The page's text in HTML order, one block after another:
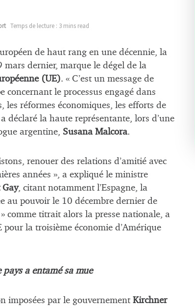
Temps de lecture : 3 mins read
de haut rang en une décennie, la
mars dernier, marque le dégel de la
(UE). « C’est un message de
concernant le processus engagé dans
les réformes économiques, les efforts de
déclaré la haute représentante, lors d’une
argentine, Susana Malcora.
renouer des relations d’amitié avec
années », a expliqué le ministre
, citant notamment l’Espagne, la
au pouvoir le 10 décembre dernier de
comme titrait alors la presse nationale, a
pour la troisième économie d’Amérique
a entamé sa mue
imposées par le gouvernement Kirchner